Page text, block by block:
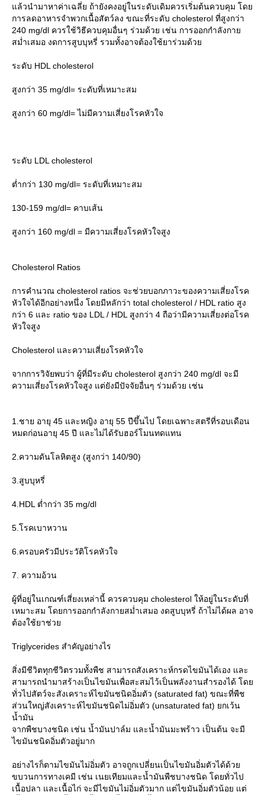
ล้วนำมาหาค่าเฉลี่ย ถ้ายังคงอยู่ในระดับเดิมควรเริ่มต้นควบคุม โด
การลดอาหารจำพวกเนื้อสัตว์ลง ขณะที่ระดับ cholesterol ที่สูงกว่า
240 mg/dl ควรใช้วิธีควบคุมอื่นๆ ร่วมด้วย เช่น การออกกำลังกา
สม่ำเสมอ งดการสูบบุหรี่ รวมทั้งอาจต้องใช้ยาร่วมด้ว
ระดับ HDL cholesterol
สูงกว่า 35 mg/dl= ระดับที่เหมาะสม
สูงกว่า 60 mg/dl= ไม่มีความเสี่ยงโรคหัวใจ
ระดับ LDL cholesterol
ต่ำกว่า 130 mg/dl= ระดับที่เหมาะสม
130-159 mg/dl= คาบเส้น
สูงกว่า 160 mg/dl = มีความเสี่ยงโรคหัวใจสูง
Cholesterol Ratios
การคำนวณ cholesterol ratios จะช่วยบอกภาวะของความเสี่ยงโรค
หัวใจได้อีกอย่างหนึ่ง โดยมีหลักว่า total cholesterol / HDL ratio สูง
กว่า 6 และ ratio ของ LDL / HDL สูงกว่า 4 ถือว่ามีความเสี่ยงต่อโรค
หัวใจสูง
Cholesterol และความเสี่ยงโรคหัวใจ
จากการวิจัยพบว่า ผู้ที่มีระดับ cholesterol สูงกว่า 240 mg/dl จะมี
ความเสี่ยงโรคหัวใจสูง แต่ยังมีปัจจัยอื่นๆ ร่วมด้วย เช่น
1.ชาย อายุ 45 และหญิง อายุ 55 ปีขึ้นไป โดยเฉพาะสตรีที่รอบเดือน
หมดก่อนอายุ 45 ปี และไม่ได้รับฮอร์โมนทดแทน
2.ความดันโลหิตสูง (สูงกว่า 140/90)
3.สูบบุหรี่
4.HDL ต่ำกว่า 35 mg/dl
5.โรคเบาหวาน
6.ครอบครัวมีประวัติโรคหัวใจ
7. ความอ้วน
ผู้ที่อยู่ในเกณฑ์เสี่ยงเหล่านี้ ควรควบคุม cholesterol ให้อยู่ในระดับที่
เหมาะสม โดยการออกกำลังกายสม่ำเสมอ งดสูบบุหรี่ ถ้าไม่ได้ผล อาจ
ต้องใช้ยาช่ว
Triglycerides สำคัญอย่างไร
สิ่งมีชีวิตทุกชีวิตรวมทั้งพืช สามารถสังเคราะห์กรดไขมันได้เอง และ
สามารถนำมาสร้างเป็นไขมันเพื่อสะสมไว้เป็นพลังงานสำรองได้ โด
ทั่วไปสัตว์จะสังเคราะห์ไขมันชนิดอิ่มตัว (saturated fat) ขณะที่พืช
ส่วนใหญ่สังเคราะห์ไขมันชนิดไม่อิ่มตัว (unsaturated fat) ยกเว้น
น้ำมัน
จากพืชบางชนิด เช่น น้ำมันปาล์ม และน้ำมันมะพร้าว เป็นต้น จะมี
ไขมันชนิดอิ่มตัวอยู่มาก
อย่างไรก็ตามไขมันไม่อิ่มตัว อาจถูกเปลี่ยนเป็นไขมันอิ่มตัวได้ด้ว
ขบวนการทางเคมี เช่น เนยเทียมและน้ำมันพืชบางชนิด โดยทั่วไป
เนื้อปลา และเนื้อไก่ จะมีไขมันไม่อิ่มตัวมาก แต่ไขมันอิ่มตัวน้อย แต่